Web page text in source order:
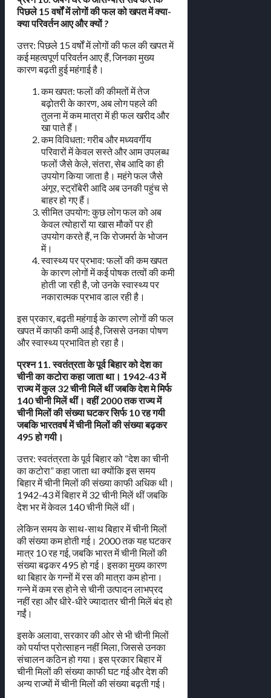
पिछले 15 वर्षों में लोगों की फल को खपत में क्या-
क्या परिवर्तन आए और क्यों ?
उत्तर: पिछले 15 वर्षों में लोगों की फल की खपत में
कई महत्वपूर्ण परिवर्तन आए हैं, जिनका मुख्य
कारण बढ़ती हुई महंगाई है।
कम खपत: फलों की कीमतों में तेज
बढ़ोतरी के कारण, अब लोग पहले की
तुलना में कम मात्रा में ही फल खरीद और
खा पाते हैं।
कम विविधता: गरीब और मध्यवर्गीय
परिवारों में केवल सस्ते और आम उपलब्ध
फलों जैसे केले, संतरा, सेब आदि का ही
उपयोग किया जाता है। महंगे फल जैसे
अंगूर, स्ट्रॉबेरी आदि अब उनकी पहुंच से
बाहर हो गए हैं।
सीमित उपयोग: कुछ लोग फल को अब
केवल त्योहारों या खास मौकों पर ही
उपयोग करते हैं, न कि रोजमर्रा के भोजन
में।
स्वास्थ्य पर प्रभाव: फलों की कम खपत
के कारण लोगों में कई पोषक तत्वों की कमी
होती जा रही है, जो उनके स्वास्थ्य पर
नकारात्मक प्रभाव डाल रही है।
इस प्रकार, बढ़ती महंगाई के कारण लोगों की फल
खपत में काफी कमी आई है, जिससे उनका पोषण
और स्वास्थ्य प्रभावित हो रहा है।
प्रश्न 11. स्वतंत्रता के पूर्व बिहार को देश का
चीनी का कटोरा कहा जाता था। 1942-43 में
राज्य में कुल 32 चीनी मिलें थीं जबकि देश मे मिर्फ
140 चीनी मिलें थीं। वहीं 2000 तक राज्य में
चीनी मिलों की संख्या घटकर सिर्फ 10 रह गयी
जबकि भारतवर्ष में चीनी मिलों की संख्या बढ़कर
495 हो गयी।
उत्तर: स्वतंत्रता के पूर्व बिहार को “देश का चीनी
का कटोरा” कहा जाता था क्योंकि इस समय
बिहार में चीनी मिलों की संख्या काफी अधिक थी।
1942-43 में बिहार में 32 चीनी मिलें थीं जबकि
देश भर में केवल 140 चीनी मिलें थीं।
लेकिन समय के साथ-साथ बिहार में चीनी मिलों
की संख्या कम होती गई। 2000 तक यह घटकर
मात्र 10 रह गई, जबकि भारत में चीनी मिलों की
संख्या बढ़कर 495 हो गई। इसका मुख्य कारण
था बिहार के गन्नों में रस की मात्रा कम होना।
गन्ने में कम रस होने से चीनी उत्पादन लाभप्रद
नहीं रहा और धीरे-धीरे ज्यादातर चीनी मिलें बंद हो
गईं।
इसके अलावा, सरकार की ओर से भी चीनी मिलों
को पर्याप्त प्रोत्साहन नहीं मिला, जिससे उनका
संचालन कठिन हो गया। इस प्रकार बिहार में
चीनी मिलों की संख्या काफी घट गई और देश की
अन्य राज्यों में चीनी मिलों की संख्या बढ़ती गई।